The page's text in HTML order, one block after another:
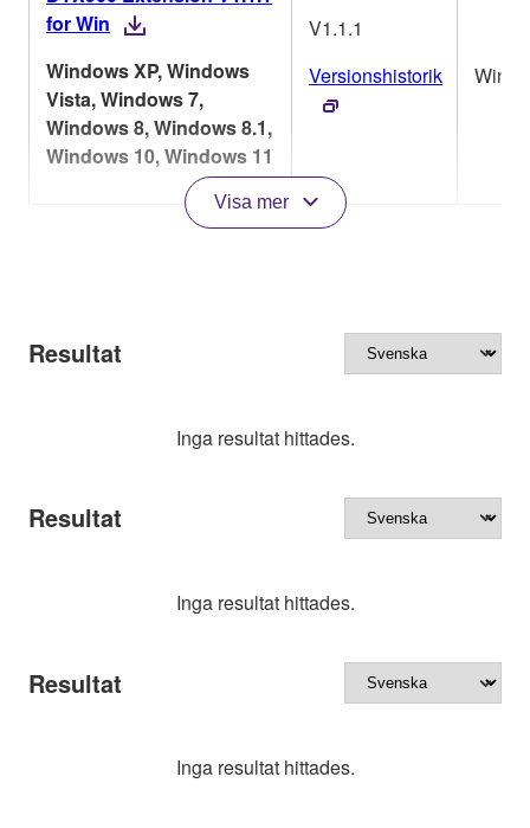
for Win
Windows XP, Windows
Vista, Windows 7,
Windows 8, Windows 8.1,
Windows 10, Windows 11
V1.1.1
Versionshistorik
Win
Visa mer
Resultat
Inga resultat hittades.
Resultat
Inga resultat hittades.
Resultat
Inga resultat hittades.